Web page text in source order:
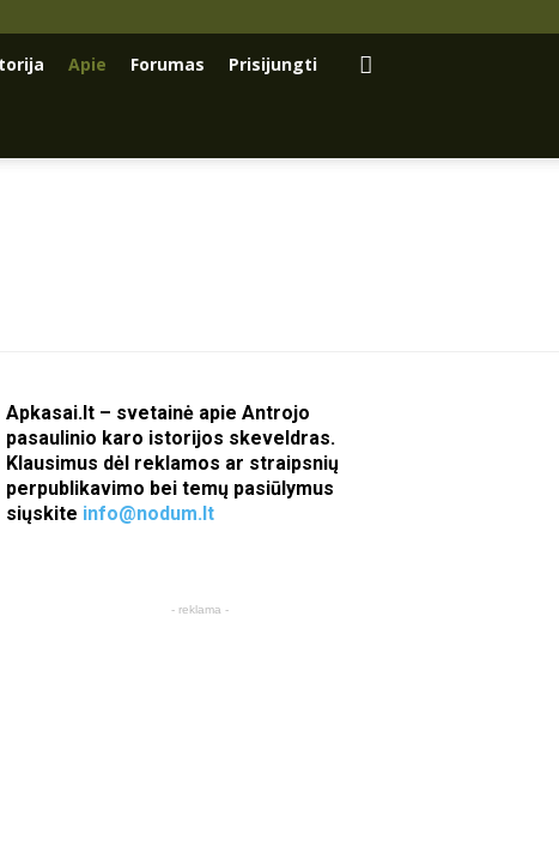
Apie Forumas Prisijungti
Apkasai.lt – svetainė apie Antrojo
pasaulinio karo istorijos skeveldras.
Klausimus dėl reklamos ar straipsnių
perpublikavimo bei temų pasiūlymus
siųskite info@nodum.lt
- reklama -